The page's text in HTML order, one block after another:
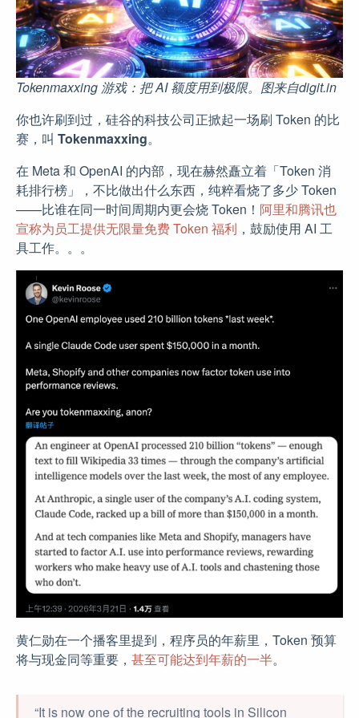
Tokenmaxxing 游戏：把 AI 额度用到极限。图来自digit.in
你也许刷到过，硅谷的科技公司正掀起一场刷 Token 的比
赛，叫 Tokenmaxxing。
在 Meta 和 OpenAI 的内部，现在赫然矗立着「Token 消
耗排行榜」，不比做出什么东西，纯粹看烧了多少 Token
——比谁在同一时间周期内更会烧 Token！ 阿里和腾讯也
宣称为员工提供无限量免费 Token 福利 ，鼓励使用 AI 工
具工作。。。
黄仁勋在一个播客里提到，程序员的年薪里，Token 预算
将与现金同等重要， 甚至可能达到年薪的一半。
“It is now one of the recruiting tools in Silicon